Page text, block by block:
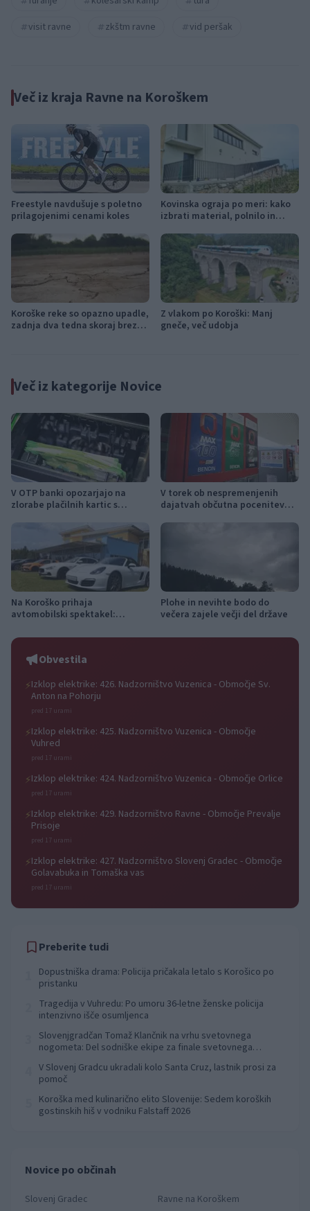
visit ravne
zkštm ravne vid peršak
Več iz kraja Ravne na Koroškem
Freestyle navdušuje s poletno
prilagojenimi cenami koles
Kovinska ograja po meri: kako
izbrati material, polnilo in
Koroške reke so opazno upadle,
zadnja dva tedna skoraj brez
Z vlakom po Koroški: Manj
gneče, več udobja
Več iz kategorije Novice
V OTP banki opozarjajo na
zlorabe plačilnih kartic s
V torek ob nespremenjenih
dajatvah občutna pocenitev
Na Koroško prihaja
avtomobilski spektakel:
progah in atraktivni Car Meet
Plohe in nevihte bodo do
večera zajele večji del države
Obvestila
⚡Izklop elektrike: 426. Nadzorništvo Vuzenica - Območje Sv.
Anton na Pohorju
pred 17 urami
⚡Izklop elektrike: 425. Nadzorništvo Vuzenica - Območje
Vuhred
pred 17 urami
⚡Izklop elektrike: 424. Nadzorništvo Vuzenica - Območje Orlice
pred 17 urami
⚡Izklop elektrike: 429. Nadzorništvo Ravne - Območje Prevalje
Prisoje
pred 17 urami
⚡Izklop elektrike: 427. Nadzorništvo Slovenj Gradec - Območje
Golavabuka in Tomaška vas
pred 17 urami
Preberite tudi
Dopustniška drama: Policija pričakala letalo s Korošico po
pristanku
Tragedija v Vuhredu: Po umoru 36-letne ženske policija
intenzivno išče osumljenca
Slovenjgradčan Tomaž Klančnik na vrhu svetovnega
nogometa: Del sodniške ekipe za finale svetovnega
V Slovenj Gradcu ukradali kolo Santa Cruz, lastnik prosi za
pomoč
Koroška med kulinarično elito Slovenije: Sedem koroških
gostinskih hiš v vodniku Falstaff 2026
Novice po občinah
Slovenj Gradec
Ravne na Koroškem